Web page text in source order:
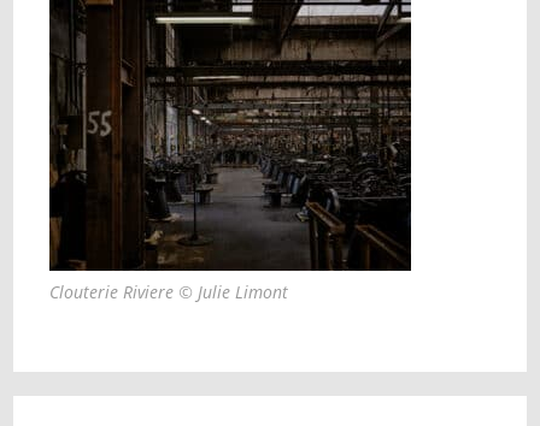
Clouterie Riviere © Julie Limont